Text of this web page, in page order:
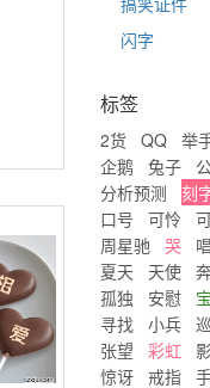
闪字
标签
2货 QQ 举
企鹅
兔子
分析预测
刻
口号
可怜
周星驰
哭
夏天
天使
孤独
安慰
寻找
小兵
张望
彩虹
惊讶
戒指